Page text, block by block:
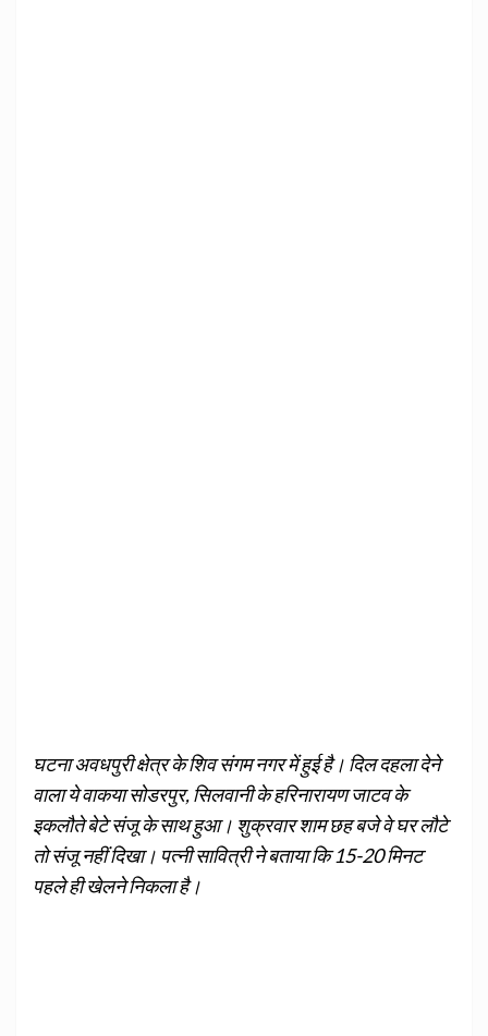
घटना अवधपुरी क्षेत्र के शिव संगम नगर में हुई है। दिल दहला देने
वाला ये वाकया सोडरपुर, सिलवानी के हरिनारायण जाटव के
इकलौते बेटे संजू के साथ हुआ। शुक्रवार शाम छह बजे वे घर लौटे
तो संजू नहीं दिखा। पत्नी सावित्री ने बताया कि 15-20 मिनट
पहले ही खेलने निकला है।